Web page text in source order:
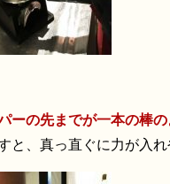
ーの先までが一本の棒の
と、真っ直ぐに力が入れ